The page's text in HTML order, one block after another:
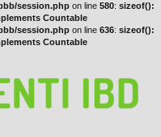
session.php on line 580: sizeof():
Countable
session.php on line 636: sizeof():
Countable